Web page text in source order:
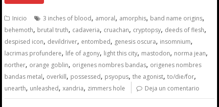
Inicio 3 inches of blood, amoral, amorphis, band name origins,
behemoth, brutal truth, cadaveria, cruachan, cryptopsy, deeds of flesh,
despised icon, devildriver, entombed, genesis oscura, insomnium,
lacrimas profundere, life of agony, light this city, mastodon, norma jean,
norther, orange goblin, origenes nombres bandas, origenes nombres
bandas metal, overkill, possessed, psyopus,the agonist,to/die/for,
unearth, unleashed,xandria, zimmers hole Deja un comentario